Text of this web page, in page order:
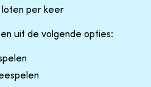
per keer
uit de volgende opties: